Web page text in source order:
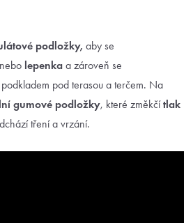
podložky, aby se
nebo lepenka a zároveň se
pod terasou a terčem. Na
gumové podložky, které změkčítlak
tření a vrzání.